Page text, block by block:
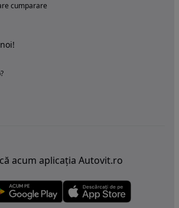
cumparare
acum aplicația Autovit.ro